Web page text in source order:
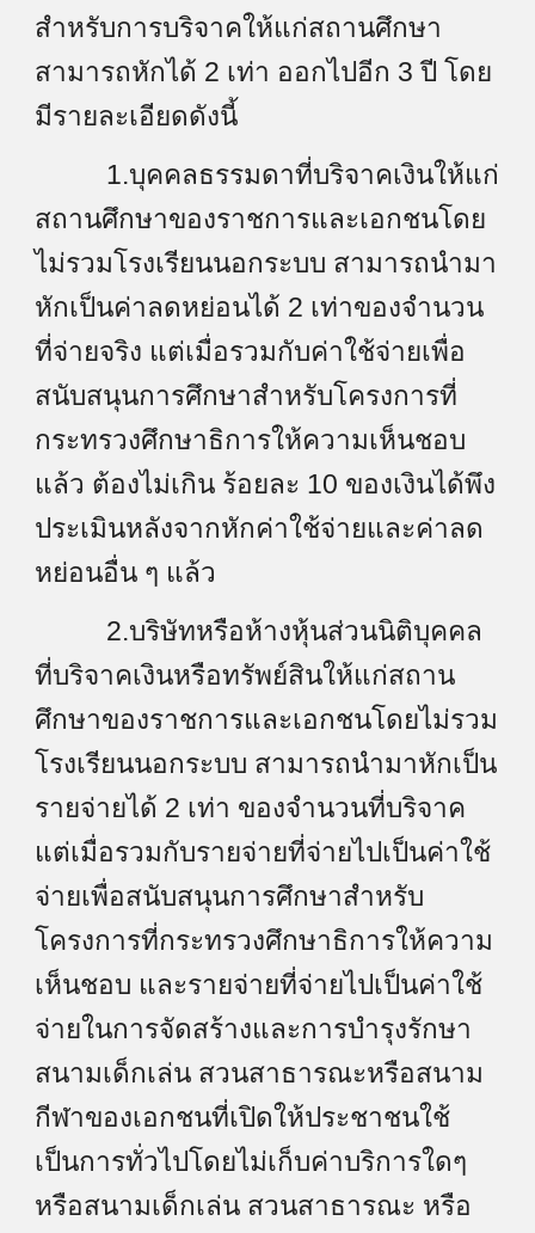
สำหรับการบริจาคให้แก่สถานศึกษา
สามารถหักได้ 2 เท่า ออกไปอีก 3 ปี โดย
มีรายละเอียดดังนี้
1.บุคคลธรรมดาที่บริจาคเงินให้แก่
สถานศึกษาของราชการและเอกชนโดย
ไม่รวมโรงเรียนนอกระบบ สามารถนำมา
หักเป็นค่าลดหย่อนได้ 2 เท่าของจำนวน
ที่จ่ายจริง แต่เมื่อรวมกับค่าใช้จ่ายเพื่อ
สนับสนุนการศึกษาสำหรับโครงการที่
กระทรวงศึกษาธิการให้ความเห็นชอบ
แล้ว ต้องไม่เกิน ร้อยละ 10 ของเงินได้พึง
ประเมินหลังจากหักค่าใช้จ่ายและค่าลด
หย่อนอื่น ๆ แล้ว
2.บริษัทหรือห้างหุ้นส่วนนิติบุคคล
ที่บริจาคเงินหรือทรัพย์สินให้แก่สถาน
ศึกษาของราชการและเอกชนโดยไม่รวม
โรงเรียนนอกระบบ สามารถนำมาหักเป็น
รายจ่ายได้ 2 เท่า ของจำนวนที่บริจาค
แต่เมื่อรวมกับรายจ่ายที่จ่ายไปเป็นค่าใช้
จ่ายเพื่อสนับสนุนการศึกษาสำหรับ
โครงการที่กระทรวงศึกษาธิการให้ความ
เห็นชอบ และรายจ่ายที่จ่ายไปเป็นค่าใช้
จ่ายในการจัดสร้างและการบำรุงรักษา
สนามเด็กเล่น สวนสาธารณะหรือสนาม
กีฬาของเอกชนที่เปิดให้ประชาชนใช้
เป็นการทั่วไปโดยไม่เก็บค่าบริการใดๆ
หรือสนามเด็กเล่น สวนสาธารณะ หรือ